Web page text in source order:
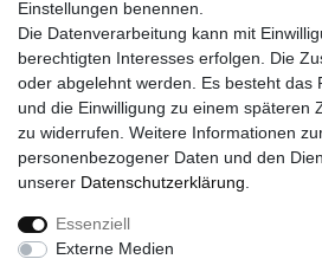
Zahlung
Hilfe
RECHTLICHES
Widerrufsrecht
Widerrufsformular
Impressum
Datenschutzerklärung
Einstellungen benennen.
Die Datenverarbeitung kann mit
berechtigten Interesses erfolgen. Die
oder abgelehnt werden. Es besteht das
und die Einwilligung zu einem späteren
zu widerrufen. Weitere Informationen
personenbezogener Daten und den
unserer Daten­schutz­erklärung
Essenziell
Externe Medien